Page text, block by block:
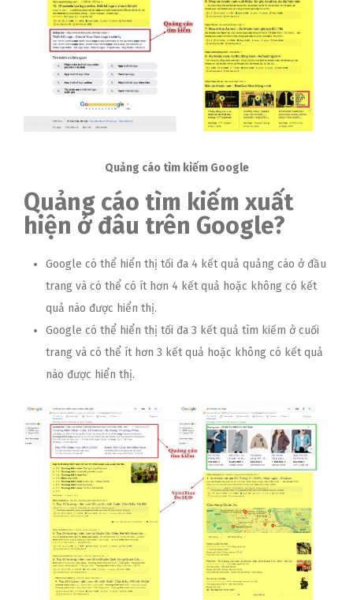
Quảng cáo tìm kiếm Google
Quảng cáo tìm kiếm xuất
hiện ở đâu trên Google?
Google có thể hiển thị tối đa 4 kết quả quảng cáo ở đầu
trang và có thể có ít hơn 4 kết quả hoặc không có kết
quả nào được hiển thị.
Google có thể hiển thị tối đa 3 kết quả tìm kiếm ở cuối
trang và có thể ít hơn 3 kết quả hoặc không có kết quả
nào được hiển thị.